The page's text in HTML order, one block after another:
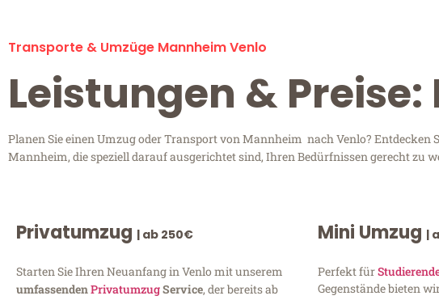
Transporte & Umzüge Mannheim Venlo
Leistungen &
Planen Sie einen Umzug oder Transport von Mannheim nach Venlo?
Mannheim, die speziell darauf ausgerichtet sind, Ihren Bedürfnissen gerecht zu
Privatumzug | ab 250€
Starten Sie Ihren Neuanfang in Venlo mit unserem
umfassendenPrivatumzugService, der bereits ab
Mini Umzug |
Perfekt für
Gegenstände bieten